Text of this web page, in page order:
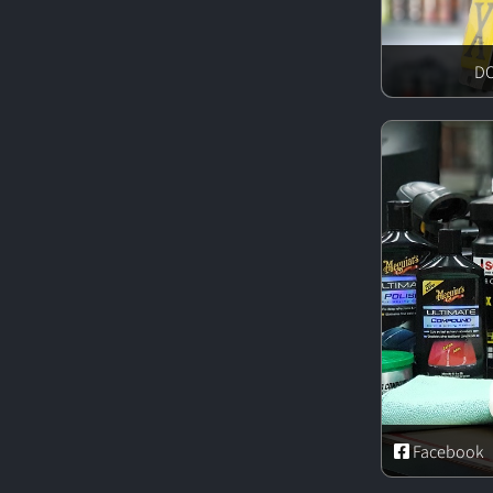
Facebook